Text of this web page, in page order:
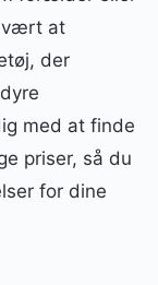
at
der
med at finde
priser, så du
for dine